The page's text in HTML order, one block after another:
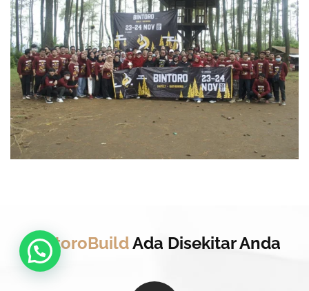
BintoroBuildAda Disekitar Anda